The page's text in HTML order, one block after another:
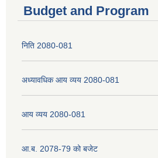
Budget and Program
निति 2080-081
अध्यावधिक आय व्यय 2080-081
आय व्यय 2080-081
आ.ब. 2078-79 को बजेट